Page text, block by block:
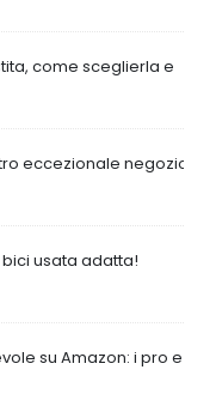
come sceglierla e
eccezionale negozio
usata adatta!
su Amazon: i pro e i